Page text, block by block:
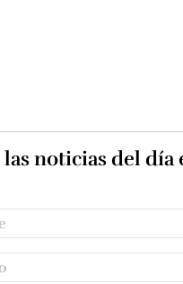
noticias del día